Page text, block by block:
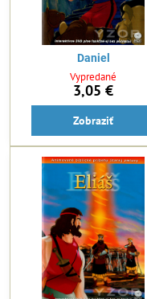
Daniel
Vypredané
3,05 €
Zobraziť